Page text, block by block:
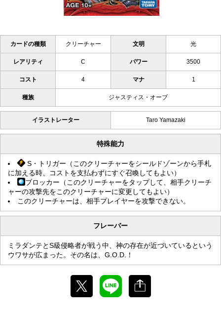
カードの種類 クリーチャー 文明 光
レアリティ C パワー 3500
コスト 4 マナ 1
種族 ジャスティス・オーブ
イラストレーター Taro Yamazaki
特殊能力
S・トリガー（このクリーチャーをシールドゾーンから手札
に加える時、コストを支払わずにすぐ召喚してもよい）
ブロッカー（このクリーチャーをタップして、相手クリーチ
ャーの攻撃先をこのクリーチャーに変更してもよい）
このクリーチャーは、相手プレイヤーを攻撃できない。
フレーバー
ミラダンテとS級侵略者が戦う中、神の存在が近づいているという
ウワサが広まった。その名は、G.O.D.！